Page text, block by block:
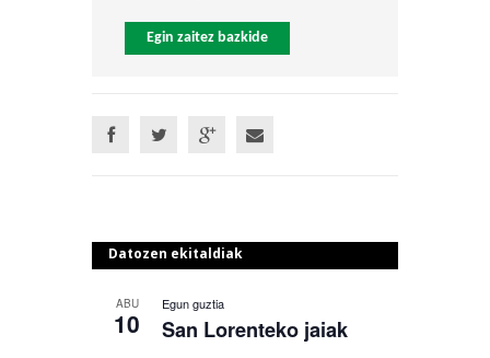
Egin zaitez bazkide
Datozen ekitaldiak
ABU
10
Egun guztia
San Lorenteko jaiak